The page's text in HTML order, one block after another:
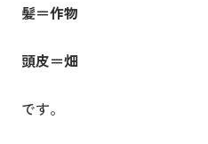
髪＝作物
頭皮＝畑
です。